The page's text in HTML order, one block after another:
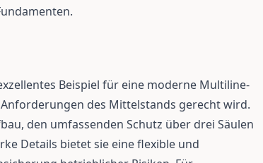
Beispiel für eine moderne Multiline-
des Mittelstands gerecht wird.
den umfassenden Schutz über drei Säulen
Details bietet sie eine flexible und